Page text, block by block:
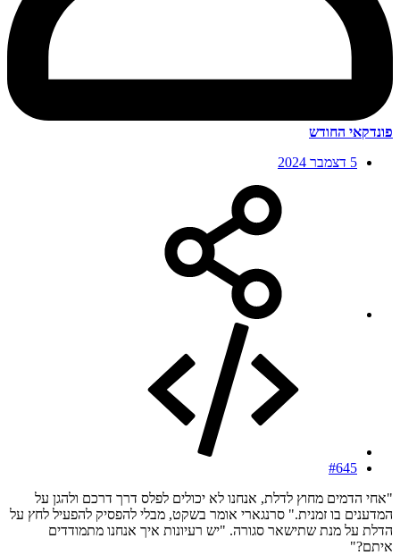
פונדקאי החודש
5 דצמבר 2024
#645
"אחי הדמים מחוץ לדלת, אנחנו לא יכולים לפלס דרך דרכם ולהגן על
המדענים בו זמנית." סרנגארי אומר בשקט, מבלי להפסיק להפעיל לחץ על
הדלת על מנת שתישאר סגורה. "יש רעיונות איך אנחנו מתמודדים
איתם?"